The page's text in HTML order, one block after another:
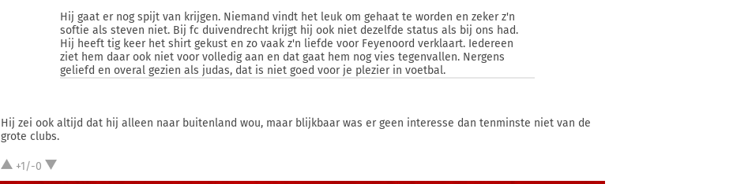
Hij gaat er nog spijt van krijgen. Niemand vindt het leuk om gehaat te worden en zeker z'n
softie als steven niet. Bij fc duivendrecht krijgt hij ook niet dezelfde status als bij ons had.
Hij heeft tig keer het shirt gekust en zo vaak z'n liefde voor Feyenoord verklaart. Iedereen
ziet hem daar ook niet voor volledig aan en dat gaat hem nog vies tegenvallen. Nergens
geliefd en overal gezien als judas, dat is niet goed voor je plezier in voetbal.
Hij zei ook altijd dat hij alleen naar buitenland wou, maar blijkbaar was er geen interesse dan tenminste niet van de
grote clubs.
+1/-0